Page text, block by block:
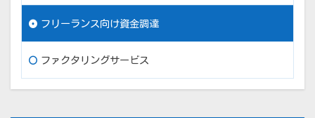
フリーランス向け資金調達
ファクタリングサービス